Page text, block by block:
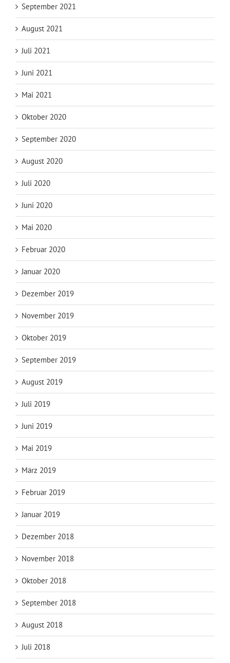
September 2021
August 2021
Juli 2021
Juni 2021
Mai 2021
Oktober 2020
September 2020
August 2020
Juli 2020
Juni 2020
Mai 2020
Februar 2020
Januar 2020
Dezember 2019
November 2019
Oktober 2019
September 2019
August 2019
Juli 2019
Juni 2019
Mai 2019
März 2019
Februar 2019
Januar 2019
Dezember 2018
November 2018
Oktober 2018
September 2018
August 2018
Juli 2018